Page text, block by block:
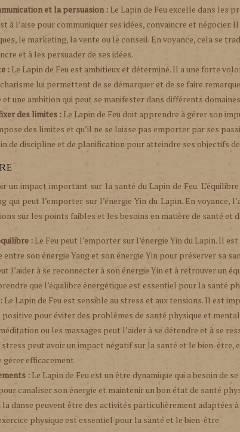
et la persuasion : Le Lapin de Feu excelle dans les
à l’aise pour communiquer ses idées, convaincre et négocier.
le marketing, la vente ou le conseil. En voyance, cela se
et à les persuader de ses idées.
: Le Lapin de Feu est ambitieux et déterminé. Il a une forte
lui permettent de se démarquer et de se faire
une ambition qui peut se manifester dans différents
des limites : Le Lapin de Feu doit apprendre à gérer son
des limites et qu’il ne se laisse pas emporter par ses
de discipline et de planification pour atteindre ses objectifs
un impact important sur la santé du Lapin de Feu.
qui peut l’emporter sur l’énergie Yin du Lapin. En voyance,
sur les points faibles et les besoins en matière de santé et
: Le Feu peut l’emporter sur l’énergie Yin du Lapin. Il
son énergie Yang et son énergie Yin pour préserver sa
l’aider à se reconnecter à son énergie Yin et à retrouver un
que l’équilibre énergétique est essentiel pour la santé
Le Lapin de Feu est sensible au stress et aux tensions. Il est
positive pour éviter des problèmes de santé physique et
ou les massages peut l’aider à se détendre et à se
peut avoir un impact négatif sur la santé et le bien-être,
gérer efficacement.
: Le Lapin de Feu est un être dynamique qui a besoin de
canaliser son énergie et maintenir un bon état de santé
danse peuvent être des activités particulièrement adaptées
physique est essentiel pour la santé et le bien-être.